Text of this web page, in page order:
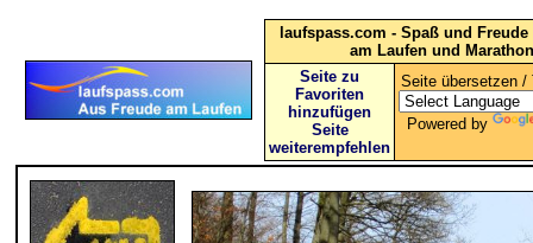
laufspass.com - Spaß und
am Laufen und Marathon
Seite zu
Favoriten
hinzufügen
Seite
weiterempfehlen
Seite übersetzen /
Powered by